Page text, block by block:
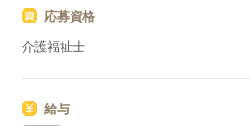
■主な業務内容
・マシントレーニングなどの運動指導サ
・送迎業務
※機能訓練に特化したデイサービスの運
応募資格
介護福祉士
給与